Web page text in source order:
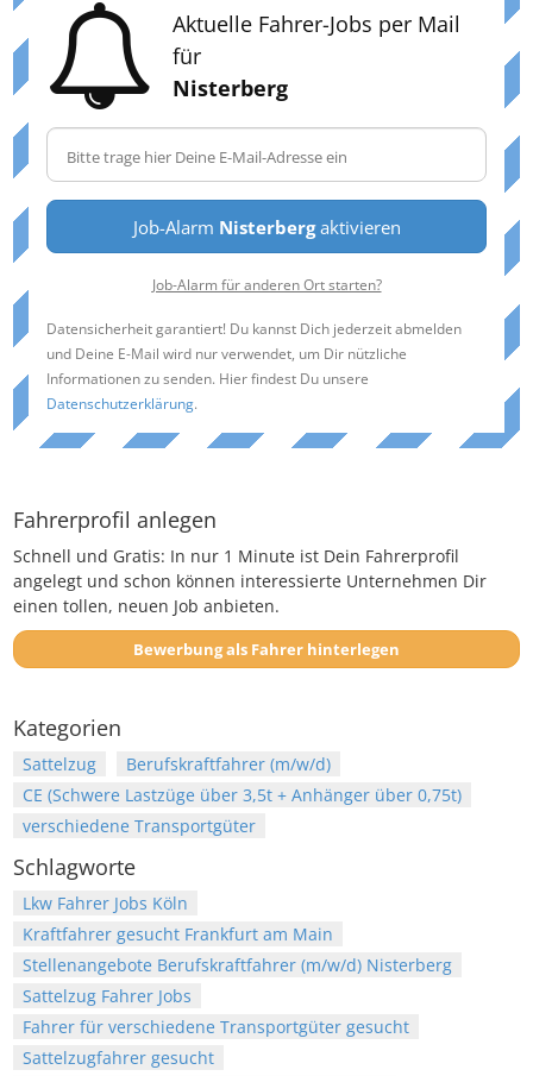
Aktuelle Fahrer-Jobs per Mail
für
Nisterberg
Job-Alarm Nisterbergaktivieren
Job-Alarm für anderen Ort starten?
Datensicherheit garantiert! Du kannst Dich jederzeit abmelden
und Deine E-Mail wird nur verwendet, um Dir nützliche
Informationen zu senden. Hier findest Du unsere
Datenschutzerklärung.
Fahrerprofil anlegen
Schnell und Gratis: In nur 1 Minute ist Dein Fahrerprofil
angelegt und schon können interessierte Unternehmen Dir
einen tollen, neuen Job anbieten.
Bewerbung als Fahrer hinterlegen
Kategorien
Sattelzug
Berufskraftfahrer (m/w/d)
CE (Schwere Lastzüge über 3,5t + Anhänger über 0,75t)
verschiedene Transportgüter
Schlagworte
Lkw Fahrer Jobs Köln
Kraftfahrer gesucht Frankfurt am Main
Stellenangebote Berufskraftfahrer (m/w/d) Nisterberg
Sattelzug Fahrer Jobs
Fahrer für verschiedene Transportgüter gesucht
Sattelzugfahrer gesucht